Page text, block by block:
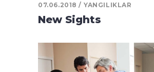
07.06.2018 YANGILIKLAR
New Sights